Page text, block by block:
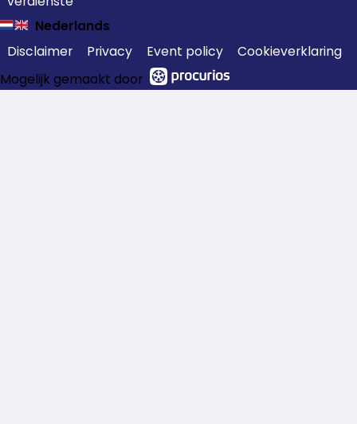
Nederlands
Disclaimer
Privacy Event policy
Cookieverklaring
Mogelijk gemaakt door